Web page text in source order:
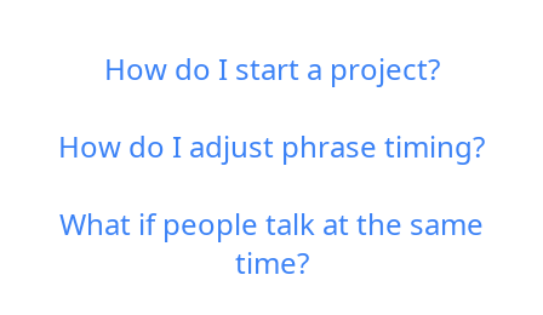
How do I start a project?
How do I adjust phrase timing?
What if people talk at the same
time?